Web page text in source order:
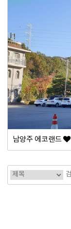
남양주 에코랜드